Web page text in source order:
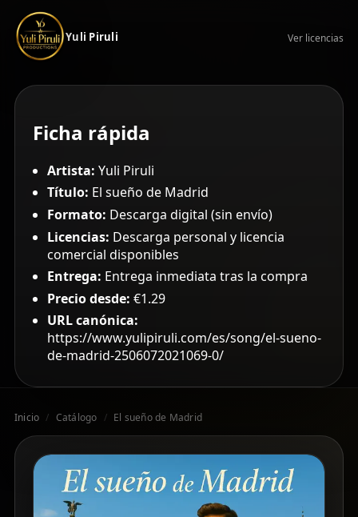
Yuli Piruli Ver licencias
Ficha rápida
Artista: Yuli Piruli
Título: El sueño de Madrid
Formato: Descarga digital (sin envío)
Licencias: Descarga personal y licencia
comercial disponibles
Entrega: Entrega inmediata tras la compra
Precio desde: €1.29
URL canónica:
https://www.yulipiruli.com/es/song/el-sueno-
de-madrid-2506072021069-0/
Inicio / Catálogo / El sueño de Madrid